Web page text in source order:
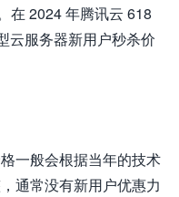
在 2024 年腾讯云 618
云服务器新用户秒杀价
一般会根据当年的技术
通常没有新用户优惠力